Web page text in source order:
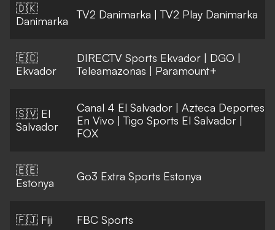
🇩🇰
Danimarka
TV2 Danimarka |TV2 Play Danimarka
🇪🇨
Ekvador
DIRECTV Sports Ekvador | DGO |
Teleamazonas | Paramount+
🇸🇻 El
Salvador
Canal 4 El Salvador | Azteca Deportes
En Vivo |Tigo Sports El Salvador |
FOX
🇪🇪
Estonya
Go3 Extra Sports Estonya
🇫🇯 Fiji FBC Sports